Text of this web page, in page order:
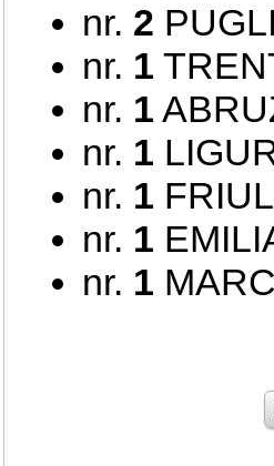
nr. 2
nr. 1
nr. 1
nr. 1
nr. 1
nr. 1
nr. 1